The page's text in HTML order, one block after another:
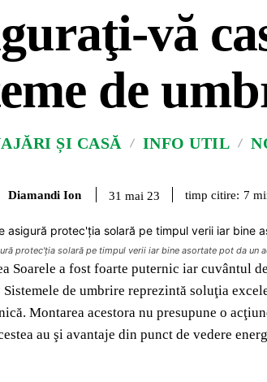
vă
de
ȘI CASĂ INFO UTIL
Diamandi Ion 31 mai 23 timp citire: 7
protec'ţia solară pe timpul verii iar bine asortate pot da un
Soarele a fost foarte puternic iar cuvântul
Sistemele de umbrire reprezintă soluţia
Montarea acestora nu presupune o
au şi avantaje din punct de vedere